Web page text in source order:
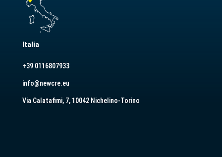
Italia
+39 0116807933
info@newcre.eu
Via Calatafimi, 7, 10042 Nichelino-Torino